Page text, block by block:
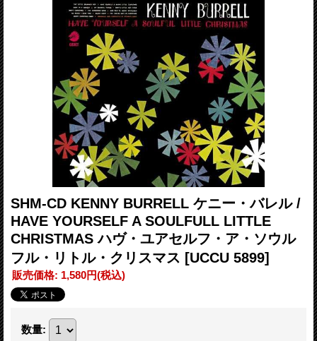
SHM-CD KENNY BURRELL ケニー・バレル /
HAVE YOURSELF A SOULFULL LITTLE
CHRISTMAS ハヴ・ユアセルフ・ア・ソウル
フル・リトル・クリスマス [UCCU 5899]
販売価格: 1,580円(税込)
数量: